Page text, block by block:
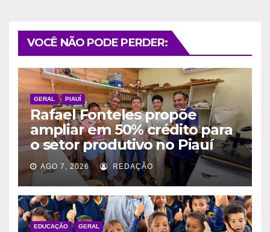
VOCÊ NÃO PODE PERDER:
GERAL PIAUÍ
Rafael Fonteles propõe
ampliar em 50% crédito para
o setor produtivo no Piauí
AGO 7, 2026 REDAÇÃO
EDUCAÇÃO GERAL